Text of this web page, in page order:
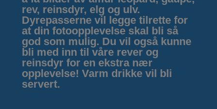
rev, reinsdyr, elg og ulv.
Dyrepasserne vil legge tilrette for
at din fotoopplevelse skal bli så
god som mulig. Du vil også kunne
bli med inn til våre rever og
reinsdyr for en ekstra nær
opplevelse! Varm drikke vil bli
servert.